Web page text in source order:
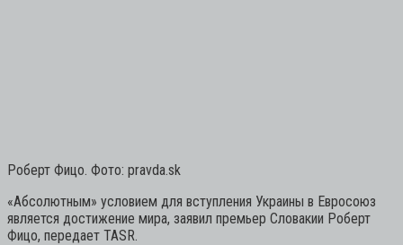
Роберт Фицо. Фото: pravda.sk
«Абсолютным» условием для вступления Украины в Евросоюз
является достижение мира, заявил премьер Словакии Роберт
Фицо, передает TASR.